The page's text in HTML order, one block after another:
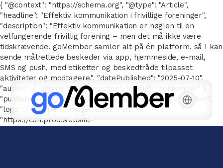
{ "@context": "https://schema.org", "@type": "Article",
"headline": "Effektiv kommunikation i frivillige foreninger",
"description": "Effektiv kommunikation er nøglen til en
velfungerende frivillig forening – men det må ikke være
tidskrævende. goMember samler alt på én platform, så I kan
sende målrettede beskeder via app, hjemmeside, e-mail,
SMS og push, med etiketter og beskedtråde tilpasset
aktiviteter og modtagere.", "datePublished": "2025-07-10",
"author": { "@type": "Organization", "name": "goMember" },
"publisher": { "@type": "Organization", "name": "goMember",
"logo": { "@type": "ImageObject", "url":
"https://cdn.prod.website-